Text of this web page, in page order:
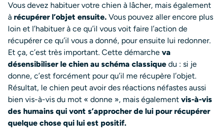
Vous devez habituer votre chien à lâcher, mais également
à récupérer l’objet ensuite. Vous pouvez aller encore plus
loin et l’habituer à ce qu’il vous voit faire l’action de
récupérer ce qu’il vous a donné, pour ensuite lui redonner.
Et ça, c’est très important. Cette démarche va
désensibiliser le chien au schéma classique du : si je
donne, c’est forcément pour qu’il me récupère l’objet.
Résultat, le chien peut avoir des réactions néfastes aussi
bien vis-à-vis du mot « donne », mais également vis-à-vis
des humains qui vont s’approcher de lui pour récupérer
quelque chose qui lui est positif.